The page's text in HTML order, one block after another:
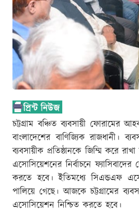
চট্টগ্রাম বঞ্চিত ব্যবসায়ী
বাংলাদেশের বাণিজ্যিক রাজধানী।
ব্যবসায়ীক প্রতিষ্ঠানকে জিম্মি করে
এসোসিয়েশনের নির্বাচনে
করতে হবে। ইতিমধ্যে সিএন্ডএফ
পালিয়ে গেছে। আজকে চট্টগ্রামের
এসোসিয়েশন নিশ্চিত করতে হবে।